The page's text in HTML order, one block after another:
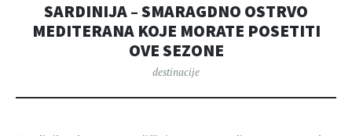
SARDINIJA – SMARAGDNO OSTRVO
MEDITERANA KOJE MORATE POSETITI
OVE SEZONE
destinacije